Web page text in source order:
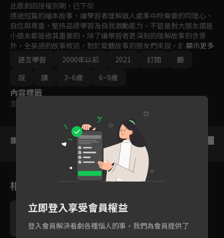
此戲劇因授權到期，已下架
透過短篇的繪本故事，讓學習者理解做人處事中所需要的同理心、
自信與尊重，堅持品德學習及自我激勵能力，不管是對大朋友還是
小朋友都是極其重要的。除了讓學習者更深刻的理解故事的含意
外，全英語的故事敘述，對於愛聽故事的朋友們來說，都是一種很
好的學習途徑。
顯示更多
語言學習
2000年以前 2021 訂閱
聽
說
讀 3~6歲 6~9歲
內容標籤
主題訂閱
集數列表
相關花絮
立即登入享受會員權益
登入會員解決看劇各種惱人的事，我們為會員提供了